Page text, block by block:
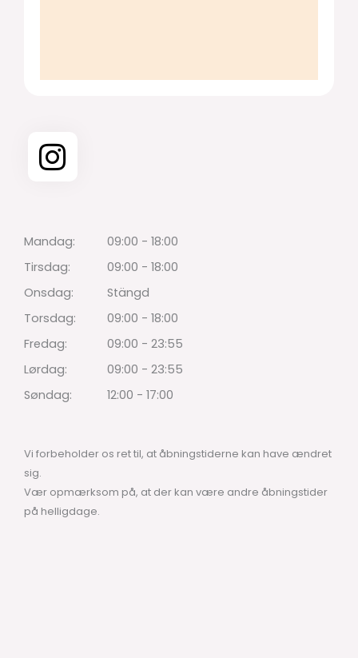
Mandag:
09:00 - 18:00
Tirsdag:
09:00 - 18:00
Onsdag:
Stängd
Torsdag:
09:00 - 18:00
Fredag:
09:00 - 23:55
Lørdag:
09:00 - 23:55
Søndag:
12:00 - 17:00
Vi forbeholder os ret til, at åbningstiderne kan have ændret
sig.
Vær opmærksom på, at der kan være andre åbningstider
på helligdage.